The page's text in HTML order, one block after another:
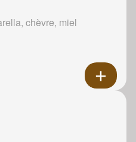
chèvre, miel